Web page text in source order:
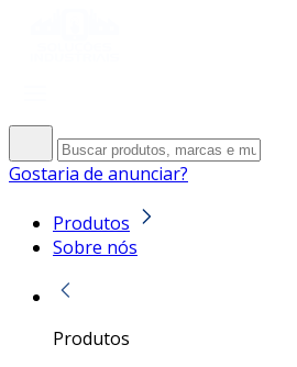
Gostaria de anunciar?
Produtos
Sobre nós
Produtos